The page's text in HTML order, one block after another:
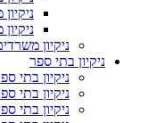
ניקיון
ניקיון בתי ספר
ניקיון בתי
ניקיון בתי
ניקיון בתי